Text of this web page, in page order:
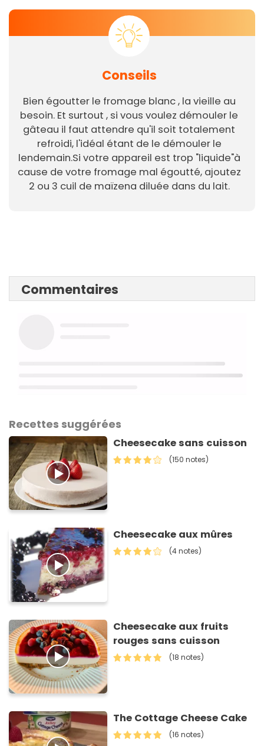
Conseils
Bien égoutter le fromage blanc , la vieille au
besoin. Et surtout , si vous voulez démouler le
gâteau il faut attendre qu'il soit totalement
refroidi, l'idéal étant de le démouler le
lendemain.Si votre appareil est trop "liquide"à
cause de votre fromage mal égoutté, ajoutez
2 ou 3 cuil de maïzena diluée dans du lait.
Commentaires
Recettes suggérées
Cheesecake sans cuisson
(150 notes)
Cheesecake aux mûres
(4 notes)
Cheesecake aux fruits
rouges sans cuisson
(18 notes)
The Cottage Cheese Cake
(16 notes)